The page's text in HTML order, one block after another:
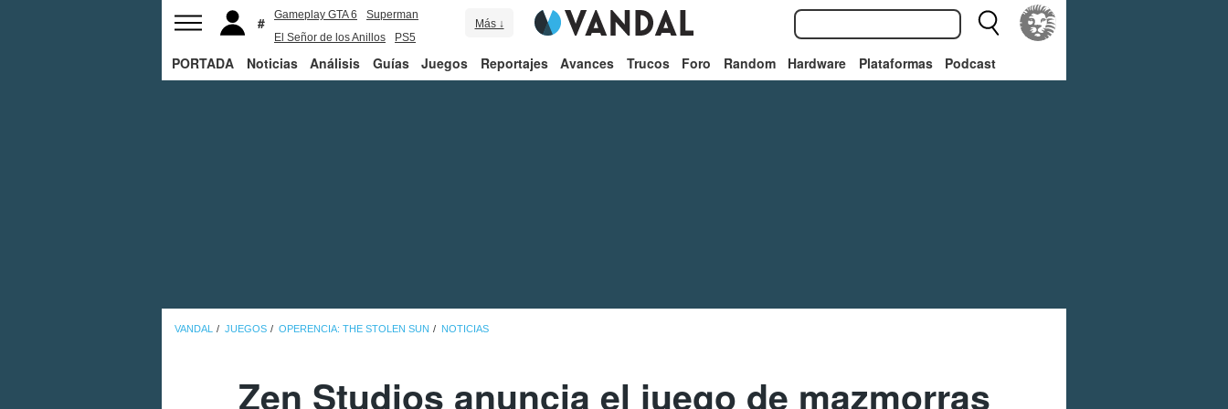
Gameplay GTA 6
Superman
El Señor de los Anillos
PS5
Más ↓
PORTADA Noticias Análisis Guías Juegos Reportajes Avances Trucos Foro Random Hardware Plataformas Podcast
VANDAL JUEGOS OPERENCIA: THE STOLEN SUN NOTICIAS
Zen Studios anuncia el juego de mazmorras